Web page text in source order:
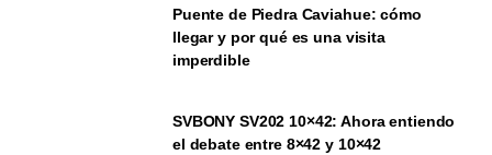
Puente de Piedra Caviahue: cómo
llegar y por qué es una visita
imperdible
SVBONY SV202 10×42: Ahora entiendo
el debate entre 8×42 y 10×42